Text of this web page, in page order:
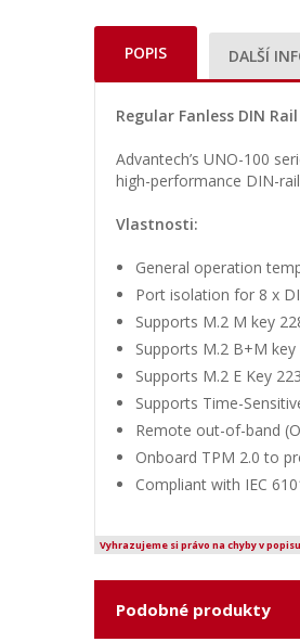
POPIS DALŠÍ
Regular Fanless DIN
Advantech’s UNO-100
high-performance DIN-
Vlastnosti:
General operation
Port isolation for 8 x
Supports M.2 M key
Supports M.2 B+M
Supports M.2 E Key
Supports Time-
Remote out-of-band
Onboard TPM 2.0 to
Compliant with IEC
Vyhrazujeme si právo na chyby v
Podobné produkty